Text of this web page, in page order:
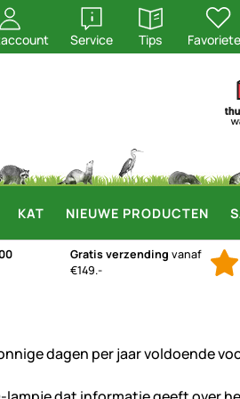
Service
openen
Tips
openen
KAT NIEUWE PRODUCTEN
Gratis verzending vanaf
€149.-
dagen per jaar voldoende